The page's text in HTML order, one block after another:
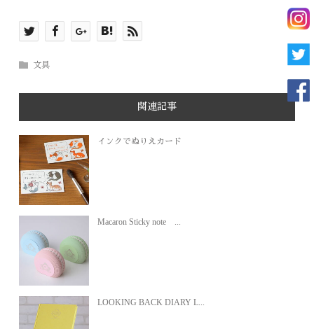
文具
関連記事
インクでぬりえカード
Macaron Sticky note ...
LOOKING BACK DIARY L...